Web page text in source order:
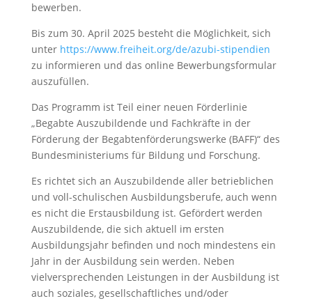
bewerben.
Bis zum 30. April 2025 besteht die Möglichkeit, sich
unter https://www.freiheit.org/de/azubi-stipendien
zu informieren und das online Bewerbungsformular
auszufüllen.
Das Programm ist Teil einer neuen Förderlinie
„Begabte Auszubildende und Fachkräfte in der
Förderung der Begabtenförderungswerke (BAFF)“ des
Bundesministeriums für Bildung und Forschung.
Es richtet sich an Auszubildende aller betrieblichen
und voll-schulischen Ausbildungsberufe, auch wenn
es nicht die Erstausbildung ist. Gefördert werden
Auszubildende, die sich aktuell im ersten
Ausbildungsjahr befinden und noch mindestens ein
Jahr in der Ausbildung sein werden. Neben
vielversprechenden Leistungen in der Ausbildung ist
auch soziales, gesellschaftliches und/oder